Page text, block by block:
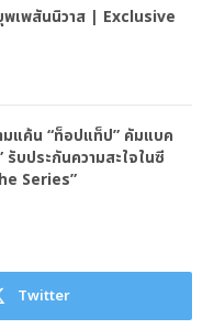
เพสันนิวาส | Exclusive
มแค้น “ท็อปแท็ป” คัมแบค
รับประกันความสะใจในซี
Series”
Twitter